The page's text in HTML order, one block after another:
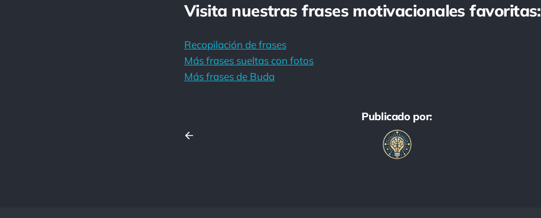
Visita nuestras frases motivacionales favoritas:
Recopilación de frases
Más frases sueltas con fotos
Más frases de Buda
Publicado por: